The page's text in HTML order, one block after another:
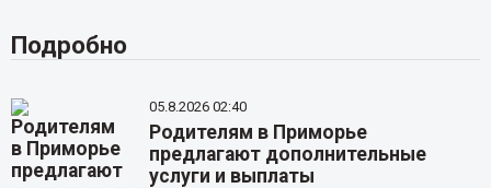
Подробно
05.8.2026 02:40
Родителям в Приморье
предлагают дополнительные
услуги и выплаты